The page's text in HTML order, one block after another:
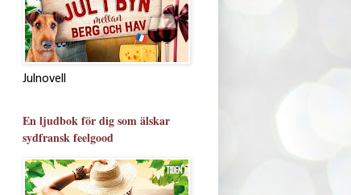
Julnovell
En ljudbok för dig som älskar
sydfransk feelgood